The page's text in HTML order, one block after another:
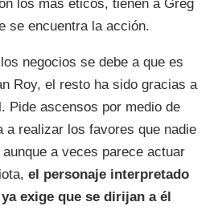
los más éticos, tienen a Greg
se encuentra la acción.
negocios se debe a que es
Roy, el resto ha sido gracias a
Pide ascensos por medio de
a realizar los favores que nadie
a veces parece actuar
el personaje interpretado
exige que se dirijan a él